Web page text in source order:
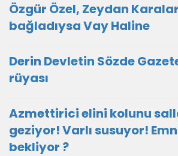
Özgür Özel, Zeydan
bağladıysa Vay Haline
Derin Devletin Sözde
rüyası
Azmettirici elini kolunu
geziyor! Varlı susuyor!
bekliyor ?